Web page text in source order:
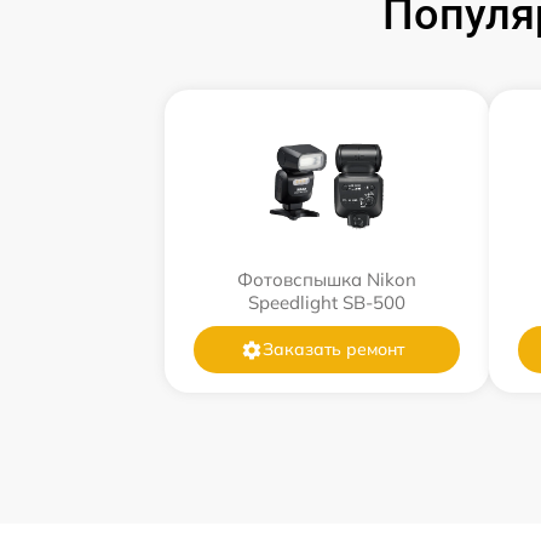
Фотовспышка Nikon
Speedlight SB-500
Заказать ремонт